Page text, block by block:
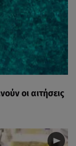
οι αιτήσεις